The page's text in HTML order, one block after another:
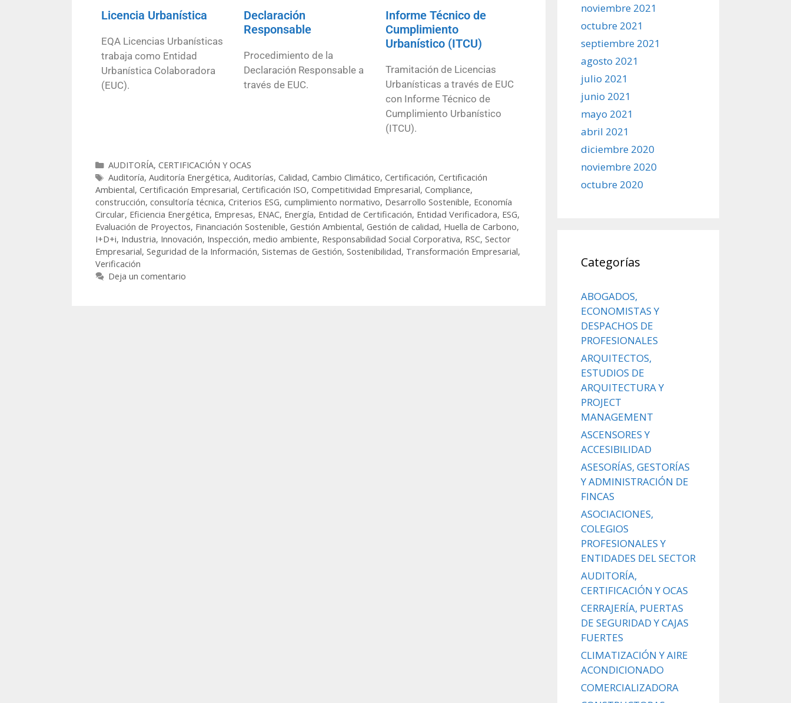
Licencia Urbanística
EQA Licencias Urbanísticas
trabaja como Entidad
Urbanística Colaboradora
(EUC).
Declaración
Responsable
Procedimiento de la
Declaración Responsable a
través de EUC.
Informe Técnico de
Cumplimiento
Urbanístico (ITCU)
Tramitación de Licencias
Urbanísticas a través de EUC
con Informe Técnico de
Cumplimiento Urbanístico
(ITCU).
AUDITORÍA, CERTIFICACIÓN Y OCAS
Auditoría, Auditoría Energética, Auditorías, Calidad, Cambio Climático, Certificación, Certificación
Ambiental, Certificación Empresarial, Certificación ISO, Competitividad Empresarial, Compliance,
construcción, consultoría técnica, Criterios ESG, cumplimiento normativo, Desarrollo Sostenible, Economía
Circular, Eficiencia Energética, Empresas, ENAC, Energía, Entidad de Certificación, Entidad Verificadora, ESG,
Evaluación de Proyectos, Financiación Sostenible, Gestión Ambiental, Gestión de calidad, Huella de Carbono,
I+D+i, Industria, Innovación, Inspección, medio ambiente, Responsabilidad Social Corporativa, RSC, Sector
Empresarial, Seguridad de la Información, Sistemas de Gestión, Sostenibilidad, Transformación Empresarial,
Verificación
Deja un comentario
noviembre 2021
octubre 2021
septiembre 2021
agosto 2021
julio 2021
junio 2021
mayo 2021
abril 2021
diciembre 2020
noviembre 2020
octubre 2020
Categorías
ABOGADOS,
ECONOMISTAS Y
DESPACHOS DE
PROFESIONALES
ARQUITECTOS,
ESTUDIOS DE
ARQUITECTURA Y
PROJECT
MANAGEMENT
ASCENSORES Y
ACCESIBILIDAD
ASESORÍAS, GESTORÍAS
Y ADMINISTRACIÓN DE
FINCAS
ASOCIACIONES,
COLEGIOS
PROFESIONALES Y
ENTIDADES DEL SECTOR
AUDITORÍA,
CERTIFICACIÓN Y OCAS
CERRAJERÍA, PUERTAS
DE SEGURIDAD Y CAJAS
FUERTES
CLIMATIZACIÓN Y AIRE
ACONDICIONADO
COMERCIALIZADORA